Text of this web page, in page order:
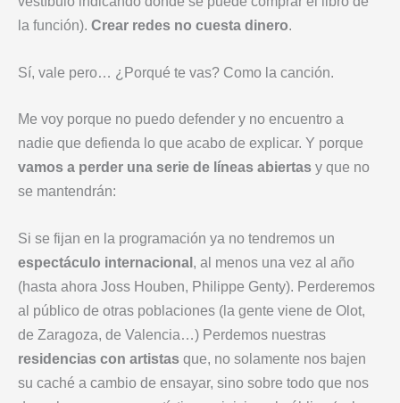
la función). Crear redes no cuesta dinero.
Sí, vale pero… ¿Porqué te vas? Como la canción.
Me voy porque no puedo defender y no encuentro a
nadie que defienda lo que acabo de explicar. Y porque
vamos a perder una serie de líneas abiertas y que no
se mantendrán:
Si se fijan en la programación ya no tendremos un
espectáculo internacional , al menos una vez al año
(hasta ahora Joss Houben, Philippe Genty). Perderemos
al público de otras poblaciones (la gente viene de Olot,
de Zaragoza, de Valencia…) Perdemos nuestras
residencias con artistas que, no solamente nos bajen
su caché a cambio de ensayar, sino sobre todo que nos